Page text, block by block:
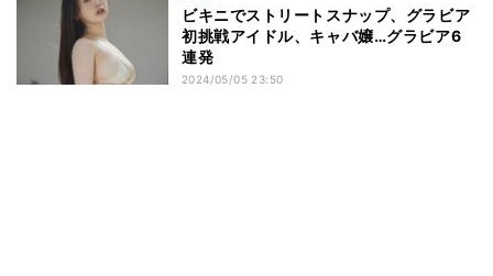
ビキニでストリートスナップ、グラビア
初挑戦アイドル、キャバ嬢…グラビア6
連発
2024/05/05 23:50